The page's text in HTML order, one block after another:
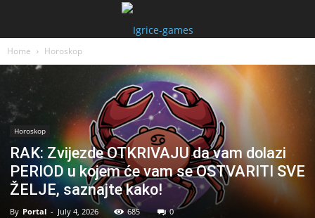
Home Horoskop
Horoskop
RAK: Zvijezde OTKRIVAJU da vam dolazi
PERIOD u kojem će vam se OSTVARITI SVE
ŽELJE, saznajte kako!
By Portal - July 4, 2026 685 0